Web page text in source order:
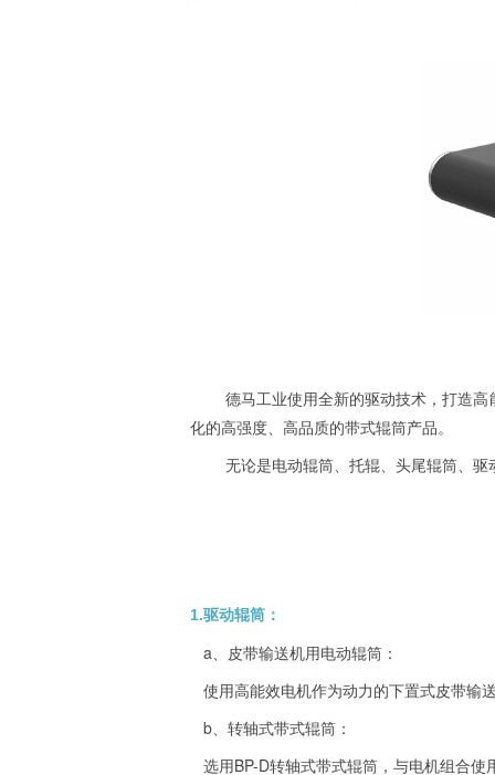
德马工业使用全新的驱动技术，打造
化的高强度、高品质的带式辊筒产品。
无论是电动辊筒、托辊、头尾辊筒、驱
1.驱动辊筒：
a、皮带输送机用电动辊筒：
使用高能效电机作为动力的下置式皮带输
b、转轴式带式辊筒：
选用BP-D转轴式带式辊筒，与电机组合使